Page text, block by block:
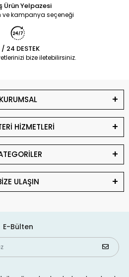
Ürün Yelpazesi
ve kampanya seçeneği
/ 24 DESTEK
bize iletebilirsiniz.
KURUMSAL
HİZMETLERİ
ULAŞIN
E-Bülten